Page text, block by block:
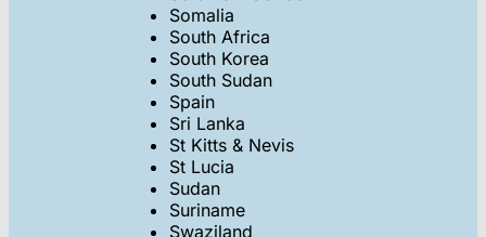
Somalia
South Africa
South Korea
South Sudan
Spain
Sri Lanka
St Kitts & Nevis
St Lucia
Sudan
Suriname
Swaziland